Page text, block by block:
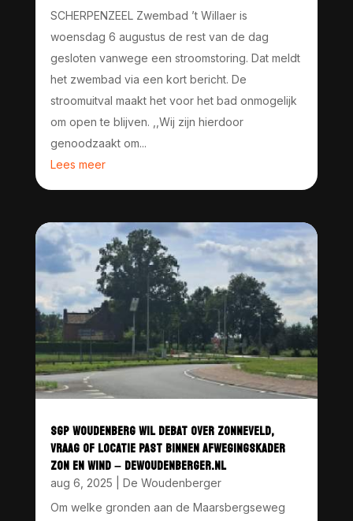
SCHERPENZEEL Zwembad ’t Willaer is
woensdag 6 augustus de rest van de dag
gesloten vanwege een stroomstoring. Dat meldt
het zwembad via een kort bericht. De
stroomuitval maakt het voor het bad onmogelijk
om open te blijven. ,,Wij zijn hierdoor
genoodzaakt om...
Lees meer
SGP WOUDENBERG WIL DEBAT OVER ZONNEVELD,
VRAAG OF LOCATIE PAST BINNEN AFWEGINGSKADER
ZON EN WIND – DEWOUDENBERGER.NL
aug 6, 2025
De Woudenberger
Om welke gronden aan de Maarsbergseweg